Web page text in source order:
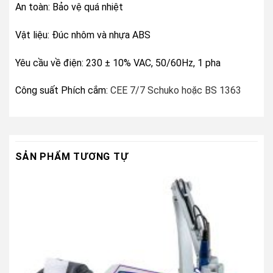
An toàn: Bảo vệ quá nhiệt
Vật liệu: Đúc nhôm và nhựa ABS
Yêu cầu về điện: 230 ± 10% VAC, 50/60Hz, 1 pha
Công suất Phích cắm: CEE 7/7 Schuko hoặc BS 1363
SẢN PHẨM TƯƠNG TỰ